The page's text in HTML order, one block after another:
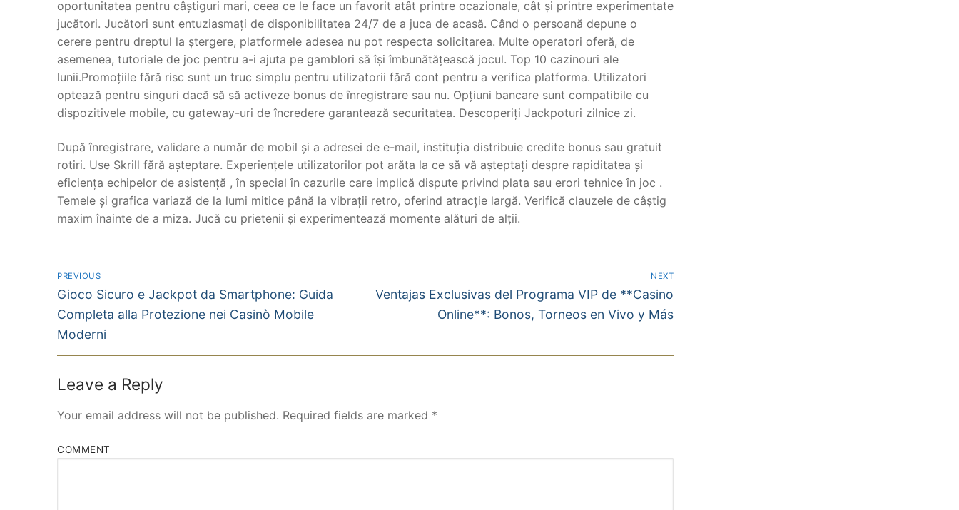
oportunitatea pentru câștiguri mari, ceea ce le face un favorit atât printre ocazionale, cât și printre experimentate
jucători. Jucători sunt entuziasmați de disponibilitatea 24/7 de a juca de acasă. Când o persoană depune o
cerere pentru dreptul la ștergere, platformele adesea nu pot respecta solicitarea. Multe operatori oferă, de
asemenea, tutoriale de joc pentru a-i ajuta pe gamblori să își îmbunătățească jocul. Top 10 cazinouri ale
lunii.Promoțiile fără risc sunt un truc simplu pentru utilizatorii fără cont pentru a verifica platforma. Utilizatori
optează pentru singuri dacă să să activeze bonus de înregistrare sau nu. Opțiuni bancare sunt compatibile cu
dispozitivele mobile, cu gateway-uri de încredere garantează securitatea. Descoperiți Jackpoturi zilnice zi.
După înregistrare, validare a număr de mobil și a adresei de e-mail, instituția distribuie credite bonus sau gratuit
rotiri. Use Skrill fără așteptare. Experiențele utilizatorilor pot arăta la ce să vă așteptați despre rapiditatea și
eficiența echipelor de asistență , în special în cazurile care implică dispute privind plata sau erori tehnice în joc .
Temele și grafica variază de la lumi mitice până la vibrații retro, oferind atracție largă. Verifică clauzele de câștig
maxim înainte de a miza. Jucă cu prietenii și experimentează momente alături de alții.
PREVIOUS
Gioco Sicuro e Jackpot da Smartphone: Guida
Completa alla Protezione nei Casinò Mobile
Moderni
NEXT
Ventajas Exclusivas del Programa VIP de **Casino
Online**: Bonos, Torneos en Vivo y Más
Leave a Reply
Your email address will not be published. Required fields are marked *
COMMENT